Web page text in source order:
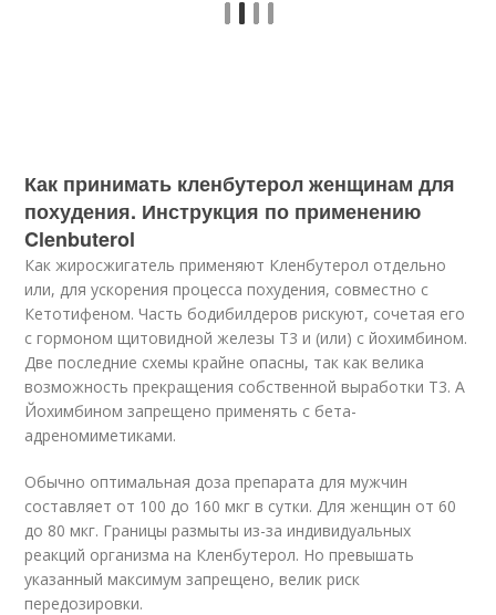
Как принимать кленбутерол женщинам для
похудения. Инструкция по применению
Clenbuterol
Как жиросжигатель применяют Кленбутерол отдельно
или, для ускорения процесса похудения, совместно с
Кетотифеном. Часть бодибилдеров рискуют, сочетая его
с гормоном щитовидной железы Т3 и (или) с йохимбином.
Две последние схемы крайне опасны, так как велика
возможность прекращения собственной выработки Т3. А
Йохимбином запрещено применять с бета-
адреномиметиками.
Обычно оптимальная доза препарата для мужчин
составляет от 100 до 160 мкг в сутки. Для женщин от 60
до 80 мкг. Границы размыты из-за индивидуальных
реакций организма на Кленбутерол. Но превышать
указанный максимум запрещено, велик риск
передозировки.